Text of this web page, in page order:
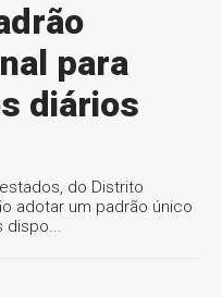
para
diários
do Distrito
adotar um padrão único
dispo...